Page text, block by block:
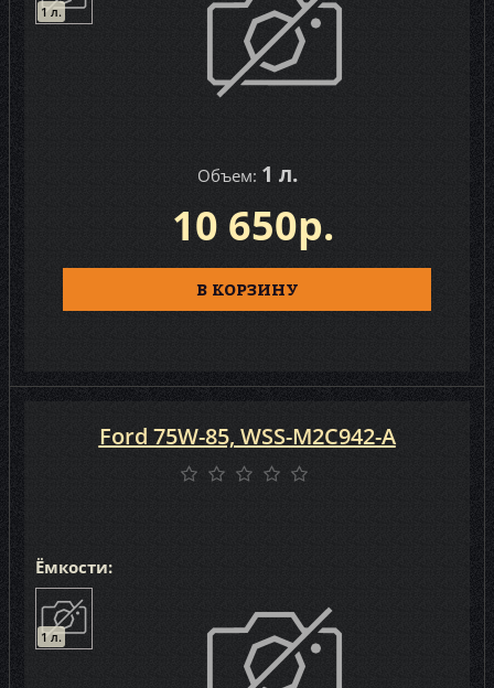
1 л.
Объем: 1 л.
10 650р.
В КОРЗИНУ
Ёмкости:
1 л.
Ford 75W-85, WSS-M2C942-A